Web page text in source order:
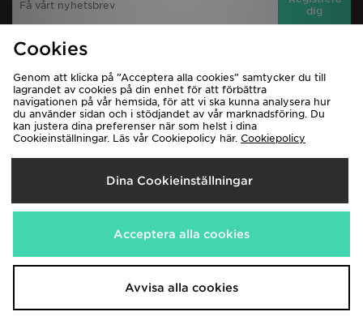
dig
Ladda ner appen
Hitta butik
Hjälp & Kontakt
Leverans & Retur
Köpvillkor
JD-bloggen
Cookies
Genom att klicka på ”Acceptera alla cookies” samtycker du till
lagrandet av cookies på din enhet för att förbättra
navigationen på vår hemsida, för att vi ska kunna analysera hur
du använder sidan och i stödjandet av vår marknadsföring. Du
kan justera dina preferenser när som helst i dina
Cookieinställningar. Läs vår Cookiepolicy här. Cookiepolicy
Dina Cookieinställningar
Acceptera alla cookies
Avvisa alla cookies